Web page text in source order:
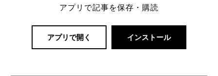
アプリで記事を保存・購読
アプリで開く インストール